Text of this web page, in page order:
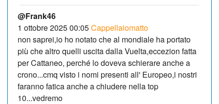
@Frank46
1 ottobre 2025 00:05Cappellaiomatto
non saprei,io ho notato che al mondiale ha portato
più che altro quelli uscita dalla Vuelta,eccezion fatta
per Cattaneo, perché lo doveva schierare anche a
crono...cmq visto i nomi presenti all' Europeo,i nostri
faranno fatica anche a chiudere nella top
10...vedremo